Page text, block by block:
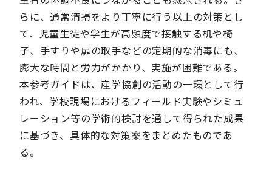
らに、通常清掃をより丁寧に行う以上の対策とし
て、児童生徒や学生が高頻度で接触する机や椅
子、手すりや扉の取手などの定期的な消毒にも、
膨大な時間と労力がかかり、実施が困難である。
本参考ガイドは、産学協創の活動の一環として行
われ、学校現場におけるフィールド実験やシミュ
レーション等の学術的検討を通して得られた成果
に基づき、具体的な対策案をまとめたものであ
る。